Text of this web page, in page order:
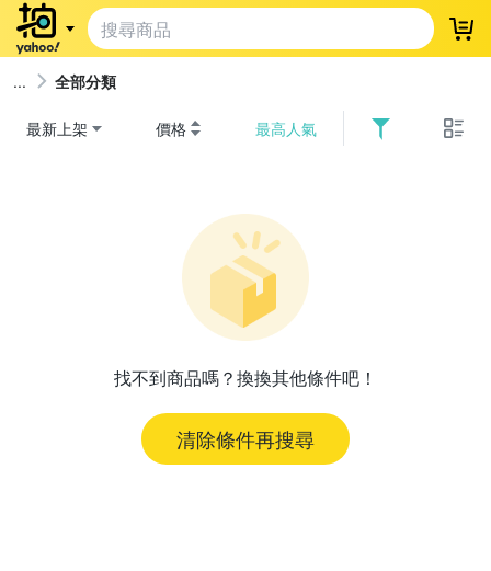
登
全部分類
最新上架 價格 最高人氣
找不到商品嗎？換換其他條件吧！
清除條件再搜尋